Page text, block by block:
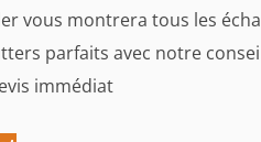
vous montrera tous les
parfaits avec notre
immédiat